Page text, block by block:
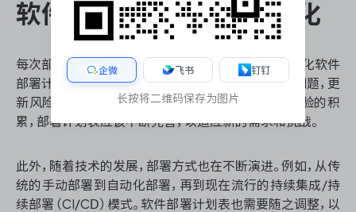
软件部署计划表的持续优化
每次部署完成后，都应该进行复盘和总结，以持续优化软件
部署计划表。分析此次部署中的成功经验和存在的问题，更
新风险清单和应对策略。随着项目的进行和团队经验的积
累，部署计划表应该不断完善，以适应新的需求和挑战。
此外，随着技术的发展，部署方式也在不断演进。例如，从传
统的手动部署到自动化部署，再到现在流行的持续集成/持
续部署（CI/CD）模式。软件部署计划表也需要随之调整，以
企微 飞书 钉钉
长按将二维码保存为图片